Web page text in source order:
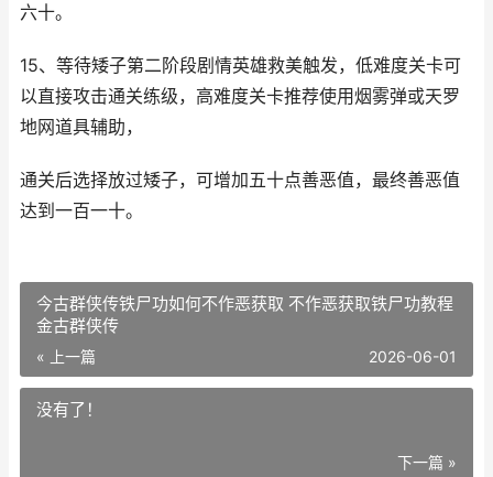
六十。
15、等待矮子第二阶段剧情英雄救美触发，低难度关卡可
以直接攻击通关练级，高难度关卡推荐使用烟雾弹或天罗
地网道具辅助，
通关后选择放过矮子，可增加五十点善恶值，最终善恶值
达到一百一十。
今古群侠传铁尸功如何不作恶获取 不作恶获取铁尸功教程
金古群侠传
« 上一篇 2026-06-01
没有了！
下一篇 »